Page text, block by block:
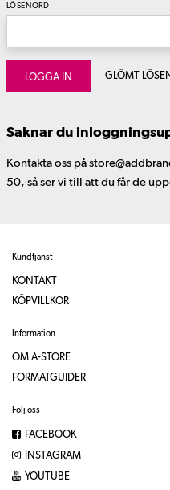
LÖSENORD
LOGGA IN GLÖMT
Saknar du
Kontakta oss på
50, så ser vi till att du får de
Kundtjänst
KONTAKT
KÖPVILLKOR
Information
OM A-STORE
FORMATGUIDER
Följ oss
FACEBOOK
INSTAGRAM
YOUTUBE